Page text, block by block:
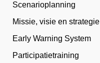
Scenarioplanning
Missie, visie en strategie
Early Warning System
Participatietraining